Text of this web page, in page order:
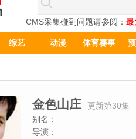
CMS采集碰到问题请参阅： 最
综艺 动漫 体育赛事
金色山庄
更新第30集
别名：
导演：